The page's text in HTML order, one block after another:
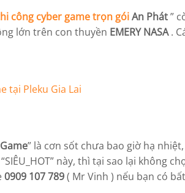
công cyber game trọn góiAn Phát”
lớn trên con thuyền EMERY NASA.
” là cơn sốt chưa bao giờ hạ nhiệt,
này, thì tại sao lại không
0909 107 789( Mr Vinh ) nếu bạn có